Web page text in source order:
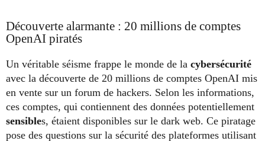
Découverte alarmante : 20 millions de comptes
OpenAI piratés
Un véritable séisme frappe le monde de la cybersécurité
avec la découverte de 20 millions de comptes OpenAI mis
en vente sur un forum de hackers. Selon les informations,
ces comptes, qui contiennent des données potentiellement
sensibles, étaient disponibles sur le dark web. Ce piratage
pose des questions sur la sécurité des plateformes utilisant